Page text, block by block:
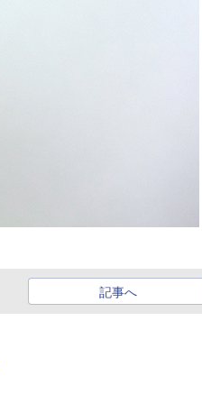
記事へ